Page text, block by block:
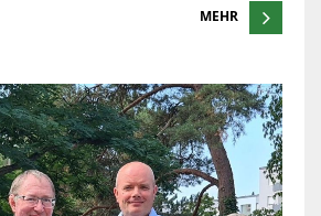
MEHR